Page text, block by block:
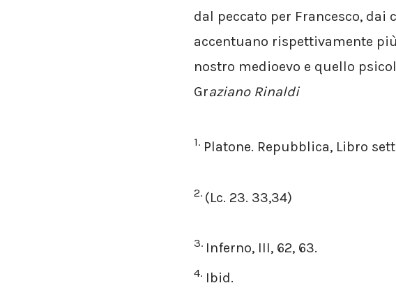
dal peccato per Francesco,
accentuano rispettivamente
nostro medioevo e quello
Graziano Rinaldi
1.Platone. Repubblica, Libro
2. (Lc. 23. 33,34)
3. Inferno, III, 62, 63.
4.Ibid.